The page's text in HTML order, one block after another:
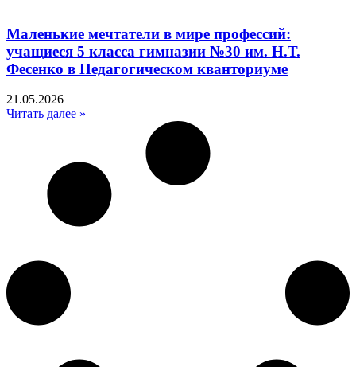
Маленькие мечтатели в мире профессий:
учащиеся 5 класса гимназии №30 им. Н.Т.
Фесенко в Педагогическом кванториуме
21.05.2026
Читать далее »